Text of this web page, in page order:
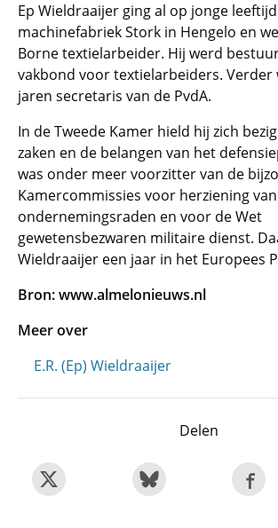
Ep Wieldraaijer ging al op jonge
machinefabriek Stork in Hengelo en
Borne textielarbeider. Hij werd
vakbond voor textielarbeiders. Verder
jaren secretaris van de PvdA.
In de Tweede Kamer hield hij zich
zaken en de belangen van het
was onder meer voorzitter van de
Kamercommissies voor herziening
ondernemingsraden en voor de Wet
gewetensbezwaren militaire dienst.
Wieldraaijer een jaar in het Europees
Bron: www.almelonieuws.nl
Meer over
E.R. (Ep) Wieldraaijer
Delen